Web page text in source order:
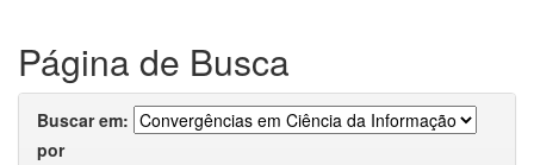
Página de Busca
Buscar em:
por